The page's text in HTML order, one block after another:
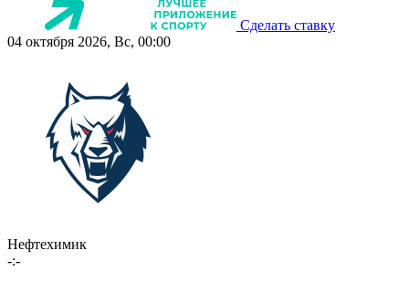
Сделать ставку
04 октября 2026, Вс, 00:00
Нефтехимик
-:-